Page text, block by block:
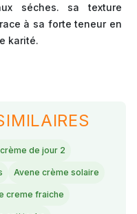
séches. sa texture
à sa forte teneur en
karité.
de jour 2
Avene crème solaire
creme fraiche